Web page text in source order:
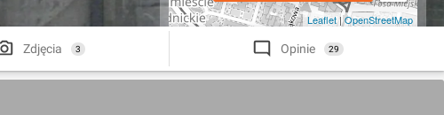
Leaflet|OpenStreetMap
Zdjęcia 3 Opinie 29